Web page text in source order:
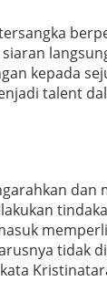
kepada
talent
dan
tidak